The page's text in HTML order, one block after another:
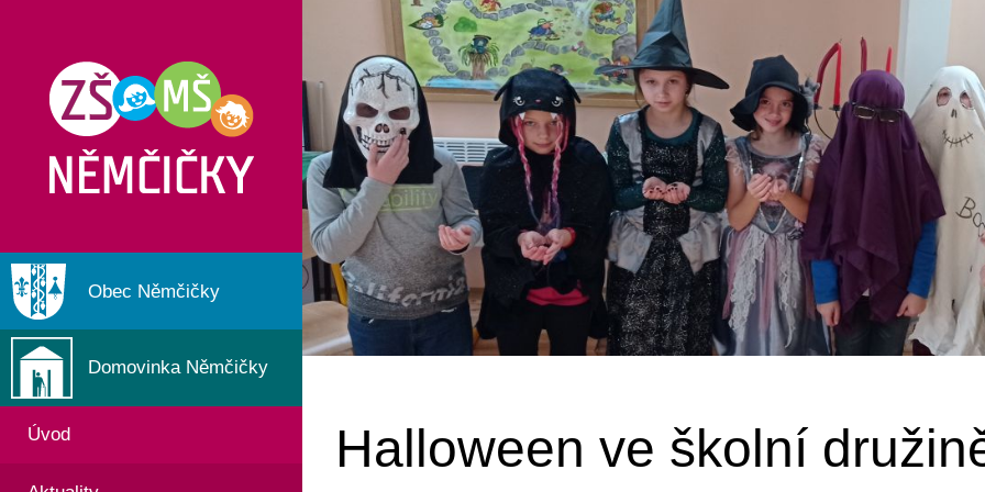
Obec Němčičky
Domovinka Němčičky
Úvod Halloween ve školní